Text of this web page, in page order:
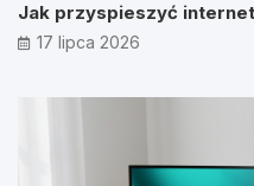
Jak przyspieszyć
17 lipca 2026